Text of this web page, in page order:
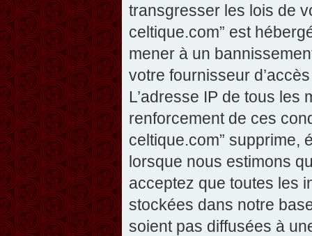
transgresser les lois de
celtique.com” est
mener à un
votre fournisseur
L’adresse IP de tous
renforcement de ces
celtique.com” supprime,
lorsque nous estimons
acceptez que toutes les
stockées dans notre
soient pas diffusées à